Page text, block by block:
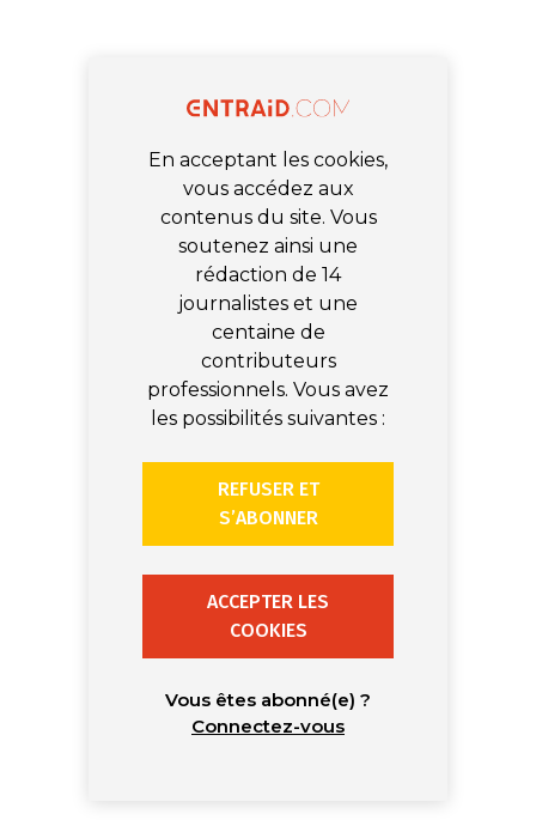
En acceptant les cookies,
vous accédez aux
contenus du site. Vous
soutenez ainsi une
rédaction de 14
journalistes et une
centaine de
contributeurs
professionnels. Vous avez
les possibilités suivantes :
REFUSER ET
S’ABONNER
ACCEPTER LES
COOKIES
Vous êtes abonné(e) ?
Connectez-vous